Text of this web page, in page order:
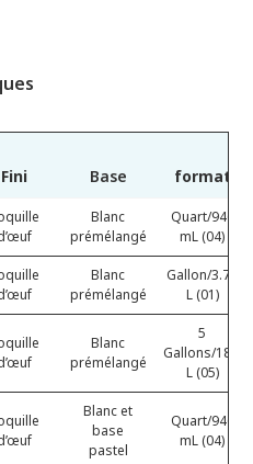
Fini Base format
Blanc
prémélangé
Quart/946
mL (04)
Blanc
prémélangé
Gallon/3.78
L (01)
Blanc
prémélangé
5
Gallons/18.9
L (05)
Blanc et
base
pastel
Quart/946
mL (04)